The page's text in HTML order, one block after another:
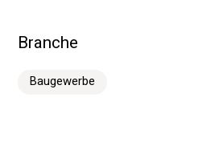
Branche
Baugewerbe